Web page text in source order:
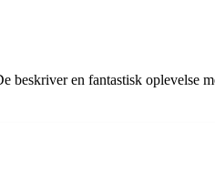
beskriver en fantastisk oplevelse